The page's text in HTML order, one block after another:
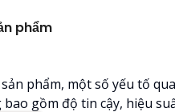
phẩm
phẩm, một số yếu tố
gồm độ tin cậy, hiệu